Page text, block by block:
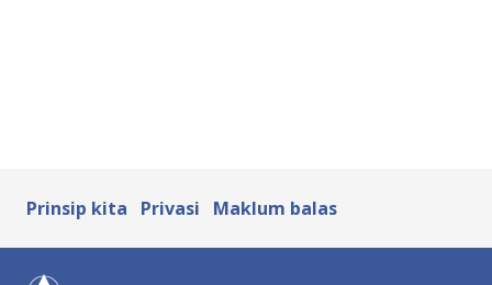
Prinsip kita Privasi Maklum balas